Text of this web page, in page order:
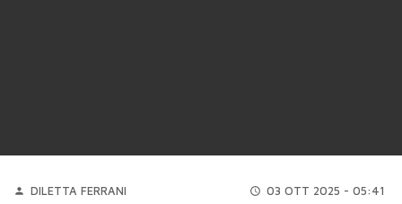
DILETTA FERRANI
03 OTT 2025 - 05:41